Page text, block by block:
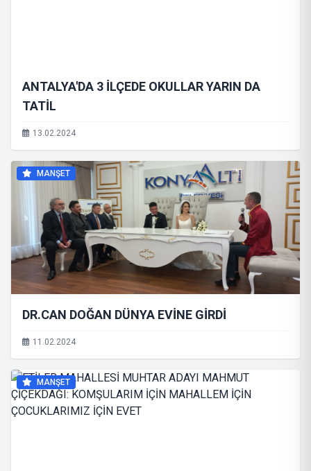
ANTALYA'DA 3 İLÇEDE OKULLAR YARIN DA
TATİL
13.02.2024
MANŞET
DR.CAN DOĞAN DÜNYA EVİNE GİRDİ
11.02.2024
MANŞET